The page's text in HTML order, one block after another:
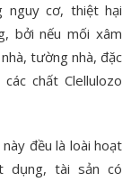
nguy cơ, thiệt hại
bởi nếu mối xâm
tường nhà, đặc
chất Clellulozo
đều là loài hoạt
dụng, tài sản có